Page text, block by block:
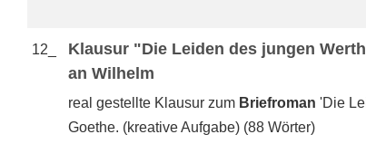
12_
Klausur "Die Leiden des jungen
an Wilhelm
real gestellte Klausur zum Briefroman 'Die
Goethe. (kreative Aufgabe) (88 Wörter)